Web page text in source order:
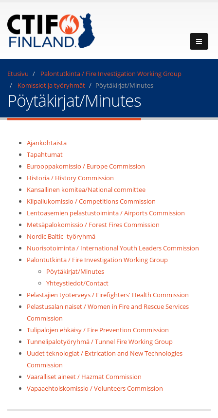
Etusivu
Palontutkinta / Fire Investigation Working Group
Komissiot ja työryhmät
Pöytäkirjat/Minutes
Pöytäkirjat/Minutes
Ajankohtaista
Tapahtumat
Eurooppakomissio / Europe Commission
Historia / History Commission
Kansallinen komitea/National committee
Kilpailukomissio / Competitions Commission
Lentoasemien pelastustoiminta / Airports Commission
Metsäpalokomissio / Forest Fires Commission
Nordic Baltic -työryhmä
Nuorisotoiminta / International Youth Leaders Commission
Palontutkinta / Fire Investigation Working Group
Pöytäkirjat/Minutes
Yhteystiedot/Contact
Pelastajien työterveys / Firefighters' Health Commission
Pelastusalan naiset / Women in Fire and Rescue Services
Commission
Tulipalojen ehkäisy / Fire Prevention Commission
Tunnelipalotyöryhmä / Tunnel Fire Working Group
Uudet teknologiat / Extrication and New Technologies
Commission
Vaaralliset aineet / Hazmat Commission
Vapaaehtoiskomissio / Volunteers Commission